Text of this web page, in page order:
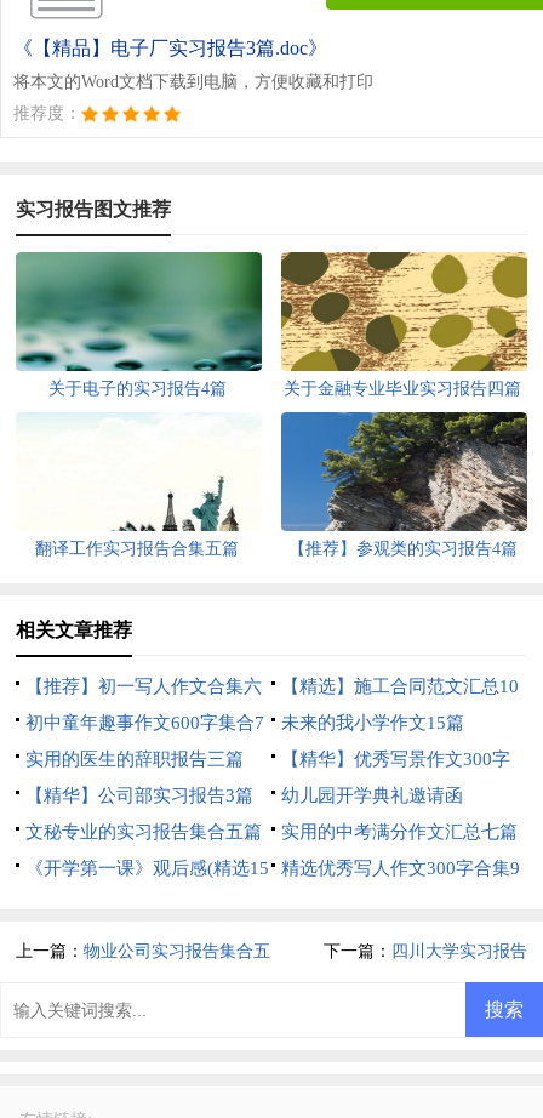
《【精品】电子厂实习报告3篇.doc》
将本文的Word文档下载到电脑，方便收藏和打印
推荐度：
实习报告图文推荐
关于电子的实习报告4篇 关于金融专业毕业实习报告四篇
翻译工作实习报告合集五篇 【推荐】参观类的实习报告4篇
相关文章推荐
【推荐】初一写人作文合集六
篇
【精选】施工合同范文汇总10
篇
初中童年趣事作文600字集合7
篇
未来的我小学作文15篇
实用的医生的辞职报告三篇
【精华】优秀写景作文300字
四篇
【精华】公司部实习报告3篇
幼儿园开学典礼邀请函
文秘专业的实习报告集合五篇
实用的中考满分作文汇总七篇
《开学第一课》观后感(精选15
精选优秀写人作文300字合集9
上一篇：物业公司实习报告集合五 下一篇： 四川大学实习报告